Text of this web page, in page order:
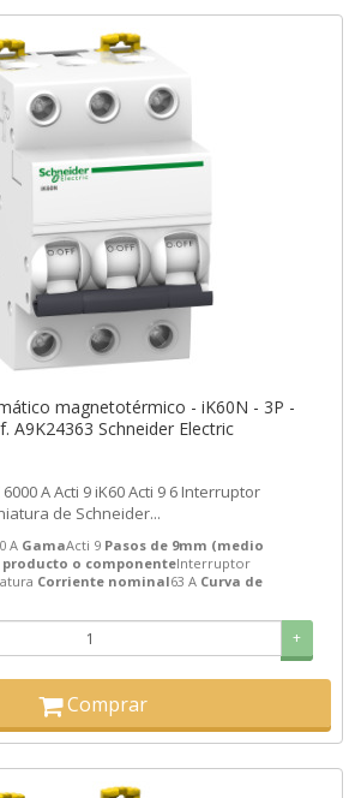
magnetotérmico - iK60N - 3P -
A9K24363 Schneider Electric
de Schneider...
A GamaActi 9 Pasos de 9mm (medio
producto o componenteInterruptor
Corriente nominal63 A Curva de
+
Comprar